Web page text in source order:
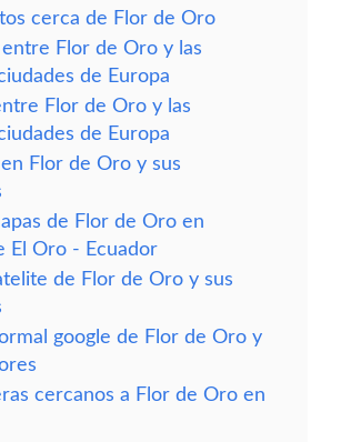
cerca de Flor de Oro
entre Flor de Oro y las
de Europa
Flor de Oro y las
de Europa
Flor de Oro y sus
de Flor de Oro en
El Oro - Ecuador
de Flor de Oro y sus
google de Flor de Oro y
cercanos a Flor de Oro en